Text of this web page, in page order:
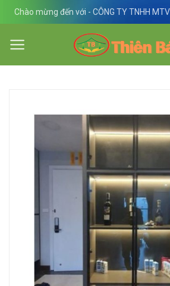
Skip
content
Chào mừng đến với - CÔNG TY TNHH